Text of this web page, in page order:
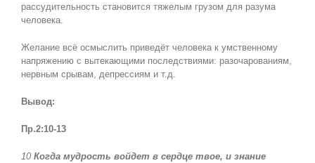
рассудительность становится тяжелым грузом для разума
человека.
Желание всё осмыслить приведёт человека к умственному
напряжению с вытекающими последствиями: разочарованиям,
нервным срывам, депрессиям и т.д.
Вывод:
Пр.2:10-13
10 Когда мудрость войдет в сердце твое, и знание